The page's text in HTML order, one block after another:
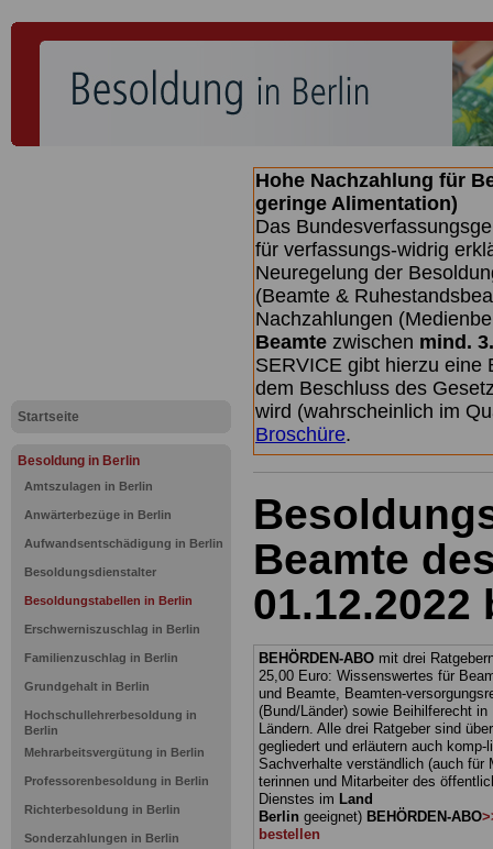
Startseite
Besoldung in Berlin
Amtszulagen in Berlin
Anwärterbezüge in Berlin
Aufwandsentschädigung in Berlin
Besoldungsdienstalter
Besoldungstabellen in Berlin
Erschwerniszuschlag in Berlin
Familienzuschlag in Berlin
Grundgehalt in Berlin
Hochschullehrerbesoldung in
Berlin
Mehrarbeitsvergütung in Berlin
Professorenbesoldung in Berlin
Richterbesoldung in Berlin
Sonderzahlungen in Berlin
Hohe Nachzahlung für
geringe Alimentation)
Das
für verfassungs-widrig
Neuregelung der
(Beamte &
Nachzahlungen
Beamte zwischen mind.
SERVICE gibt hierzu eine
dem Beschluss des
wird (wahrscheinlich im
Broschüre.
Beamte
01.12.2022
BEHÖRDEN-ABO mit drei
25,00 Euro: Wissenswertes für
und Beamte, Beamten-
(Bund/Länder) sowie Beihilferecht in
Ländern. Alle drei Ratgeber sind
gegliedert und erläutern auch komp-
Sachverhalte verständlich (auch für
terinnen und Mitarbeiter des
Dienstes im Land
Berlin geeignet) BEHÖRDEN-ABO
bestellen